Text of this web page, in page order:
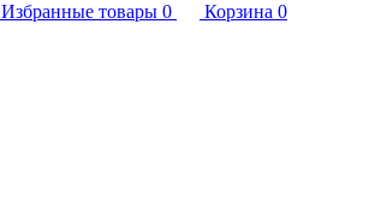
Избранные товары 0 Корзина 0